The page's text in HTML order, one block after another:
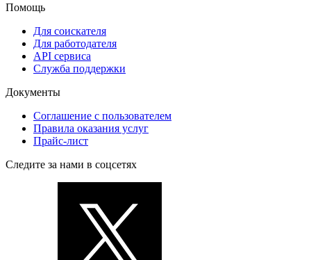
Помощь
Для соискателя
Для работодателя
API сервиса
Служба поддержки
Документы
Соглашение с пользователем
Правила оказания услуг
Прайс-лист
Следите за нами в соцсетях